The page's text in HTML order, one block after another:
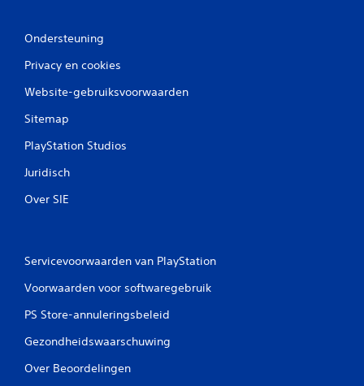
Ondersteuning
Privacy en cookies
Website-gebruiksvoorwaarden
Sitemap
PlayStation Studios
Juridisch
Over SIE
Servicevoorwaarden van PlayStation
Voorwaarden voor softwaregebruik
PS Store-annuleringsbeleid
Gezondheidswaarschuwing
Over Beoordelingen